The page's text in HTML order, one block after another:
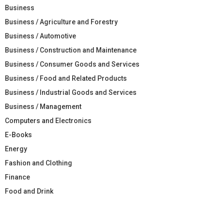
Business
Business / Agriculture and Forestry
Business / Automotive
Business / Construction and Maintenance
Business / Consumer Goods and Services
Business / Food and Related Products
Business / Industrial Goods and Services
Business / Management
Computers and Electronics
E-Books
Energy
Fashion and Clothing
Finance
Food and Drink